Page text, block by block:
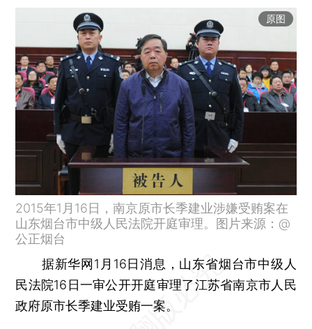
原图
2015年1月16日，南京原市长季建业涉嫌受贿案在
山东烟台市中级人民法院开庭审理。图片来源：@
公正烟台
据新华网1月16日消息，山东省烟台市中级人
民法院16日一审公开开庭审理了江苏省南京市人民
政府原市长季建业受贿一案。